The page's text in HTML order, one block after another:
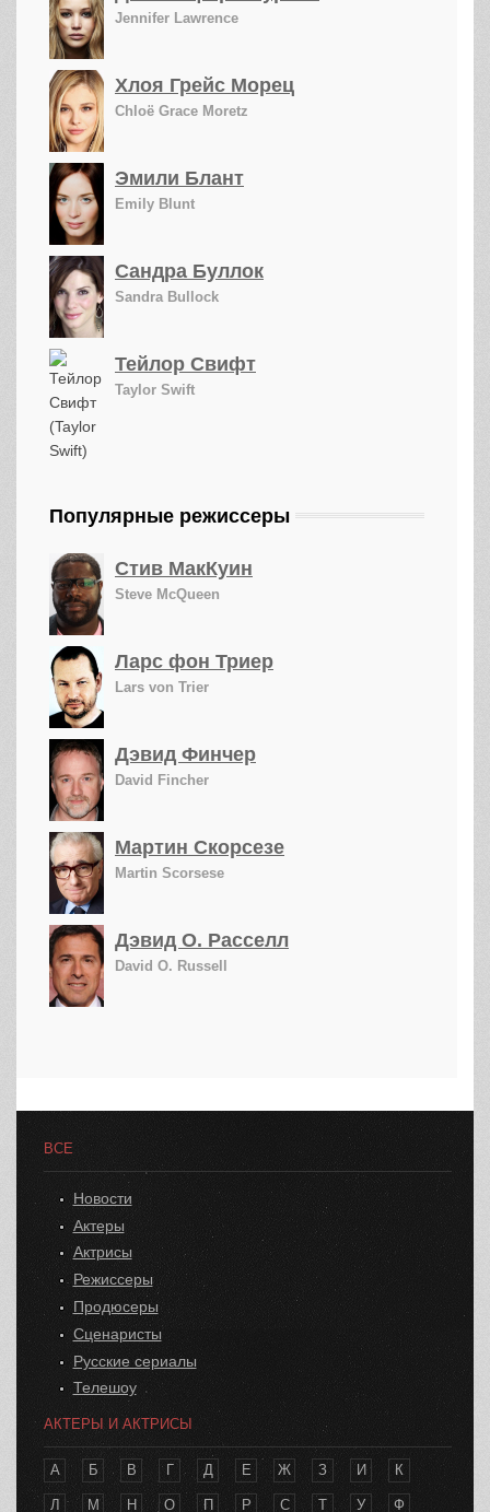
Jennifer Lawrence
Хлоя Грейс Морец
Chloë Grace Moretz
Эмили Блант
Emily Blunt
Сандра Буллок
Sandra Bullock
Тейлор Свифт
Taylor Swift
Популярные режиссеры
Стив МакКуин
Steve McQueen
Ларс фон Триер
Lars von Trier
Дэвид Финчер
David Fincher
Мартин Скорсезе
Martin Scorsese
Дэвид О. Расселл
David O. Russell
ВСЕ
Новости
Актеры
Актрисы
Режиссеры
Продюсеры
Сценаристы
Русские сериалы
Телешоу
АКТЕРЫ И АКТРИСЫ
А Б В Г Д Е Ж З И К
Л М Н О П Р С Т У Ф